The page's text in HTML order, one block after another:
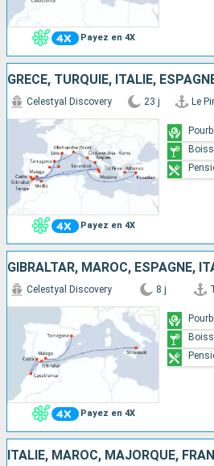
Payez en 4X
Payez en 4X
Celestyal Discovery 23 j Le
GIBRALTAR, MAROC, ESPAGNE,
Payez en 4X
Celestyal Discovery 8 j